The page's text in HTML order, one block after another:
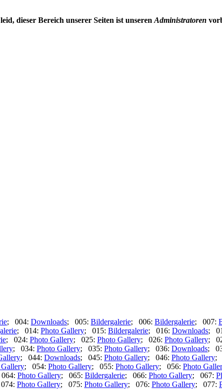
dieser Bereich unserer Seiten ist unseren Administratoren
; 004: Downloads; 005: Bildergalerie; 006: Bildergalerie; 007:
; 014: Photo Gallery; 015: Bildergalerie; 016: Downloads;
; 024: Photo Gallery; 025: Photo Gallery; 026: Photo Gallery;
; 034: Photo Gallery; 035: Photo Gallery; 036: Downloads;
; 044: Downloads; 045: Photo Gallery; 046: Photo Gallery;
; 054: Photo Gallery; 055: Photo Gallery; 056: Photo
Photo Gallery; 065: Bildergalerie; 066: Photo Gallery; 067:
Photo Gallery; 075: Photo Gallery; 076: Photo Gallery; 077: